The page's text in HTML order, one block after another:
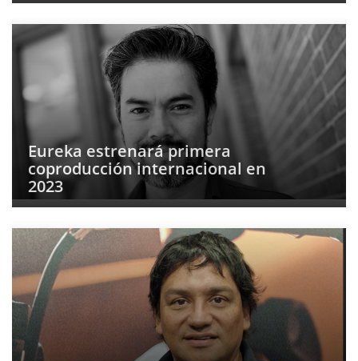
Eureka estrenará primera
coproducción internacional en
2023